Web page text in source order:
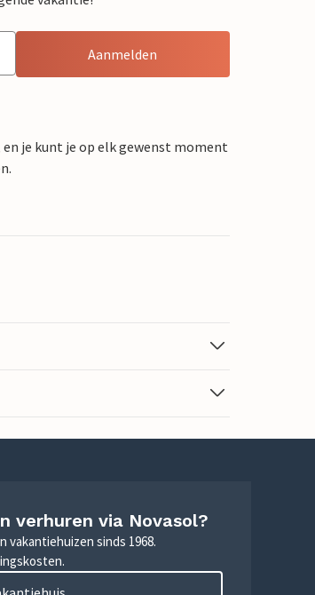
Aanmelden
en je kunt je op elk gewenst moment
verhuren via Novasol?
vakantiehuizen sinds 1968.